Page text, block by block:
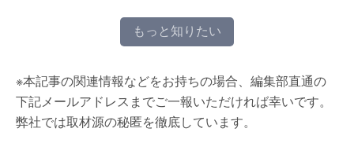
もっと知りたい
※本記事の関連情報などをお持ちの場合、編集部直通の
下記メールアドレスまでご一報いただければ幸いです。
弊社では取材源の秘匿を徹底しています。